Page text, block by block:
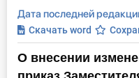
Формы
Консультации
Дата последней
Скачать word
О внесении